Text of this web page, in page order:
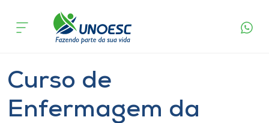
Cursos
Pesquisa
acontece
Seminário
Curso de
Enfermagem da